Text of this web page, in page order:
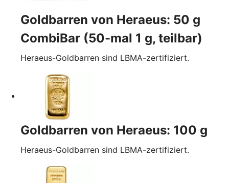
Goldbarren von Heraeus: 50 g
CombiBar (50-mal 1 g, teilbar)
Heraeus-Goldbarren sind LBMA-zertifiziert.
Goldbarren von Heraeus: 100 g
Heraeus-Goldbarren sind LBMA-zertifiziert.